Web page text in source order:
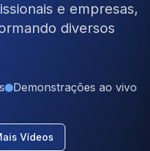
e empresas,
diversos
Demonstrações ao vivo
Vídeos